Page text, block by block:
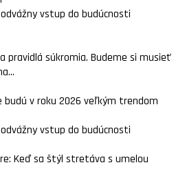
odvážny vstup do budúcnosti
pravidlá súkromia. Budeme si musieť
v roku 2026 veľkým trendom
odvážny vstup do budúcnosti
Keď sa štýl stretáva s umelou